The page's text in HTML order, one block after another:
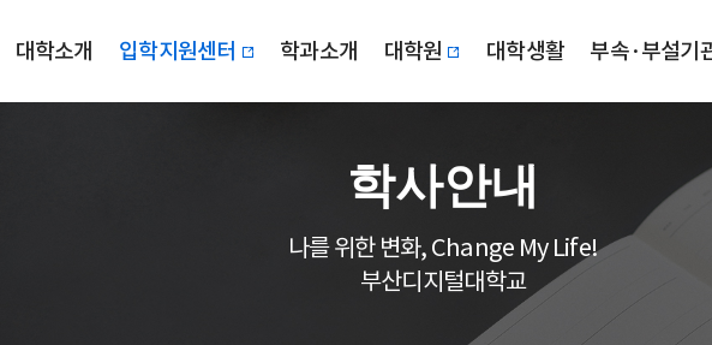
대학소개 입학지원센터 학과소개 대학원 대학생활 부속·부설기
학사안내
나를 위한 변화, Change My Life!
부산디지털대학교